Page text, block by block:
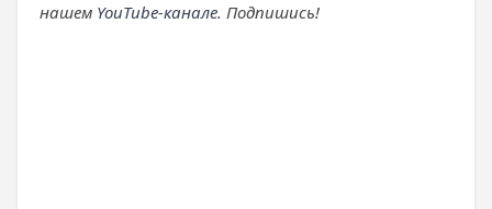
нашем YouTube-канале. Подпишись!